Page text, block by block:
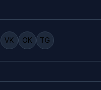
VK OK TG